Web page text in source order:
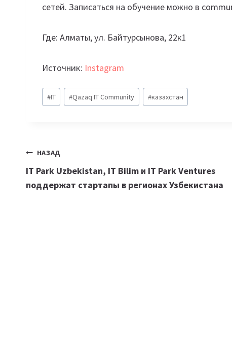
сетей. Записаться на обучение можно в
Где: Алматы, ул. Байтурсынова, 22к1
Источник: Instagram
Метки
записи:
#IT #Qazaq IT Community #казахстан
Навигация
по
НАЗАД
IT Park Uzbekistan, IT Bilim и IT Park Ventures
поддержат стартапы в регионах Узбекистана